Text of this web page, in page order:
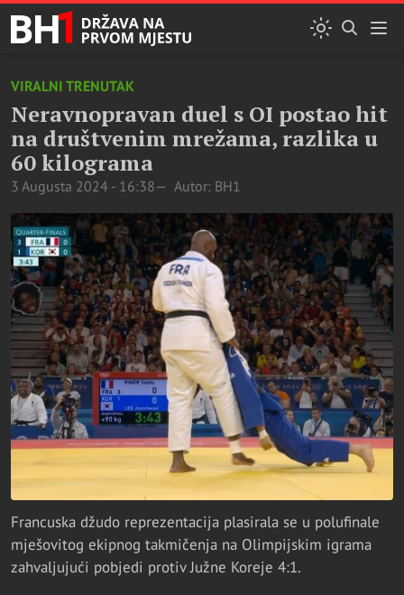
VIRALNI TRENUTAK
Neravnopravan duel s OI postao hit
na društvenim mrežama, razlika u
60 kilograma
3 Augusta 2024 - 16:38 Autor: BH1
Francuska džudo reprezentacija plasirala se u polufinale
mješovitog ekipnog takmičenja na Olimpijskim igrama
zahvaljujući pobjedi protiv Južne Koreje 4:1.